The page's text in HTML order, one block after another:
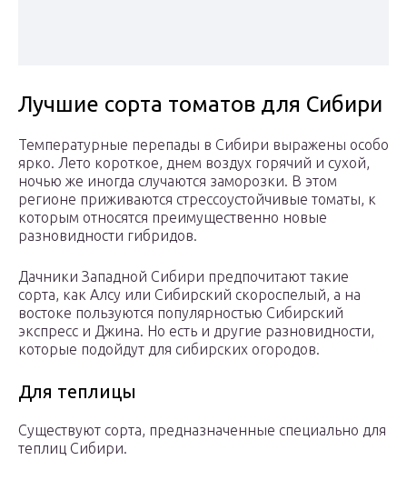
Лучшие сорта томатов для Сибири
Температурные перепады в Сибири выражены особо
ярко. Лето короткое, днем воздух горячий и сухой,
ночью же иногда случаются заморозки. В этом
регионе приживаются стрессоустойчивые томаты, к
которым относятся преимущественно новые
разновидности гибридов.
Дачники Западной Сибири предпочитают такие
сорта, как Алсу или Сибирский скороспелый, а на
востоке пользуются популярностью Сибирский
экспресс и Джина. Но есть и другие разновидности,
которые подойдут для сибирских огородов.
Для теплицы
Существуют сорта, предназначенные специально для
теплиц Сибири.